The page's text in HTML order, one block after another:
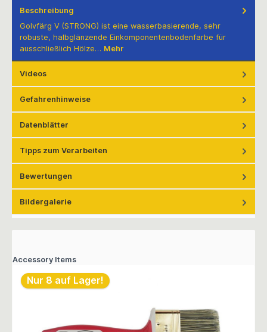
Beschreibung
Golvfärg V (STRONG) ist eine wasserbasierende, sehr
robuste, halbglänzende Einkomponentenbodenfarbe für
ausschließlich Hölze… Mehr
Videos
Gefahrenhinweise
Datenblätter
Tipps zum Verarbeiten
Bewertungen
Bildergalerie
Accessory Items
Nur 8 auf Lager!